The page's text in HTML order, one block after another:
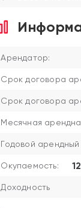
Арендатор:
Срок договора
Срок договора
Месячная
Годовой арендный
Окупаемость:
Доходность